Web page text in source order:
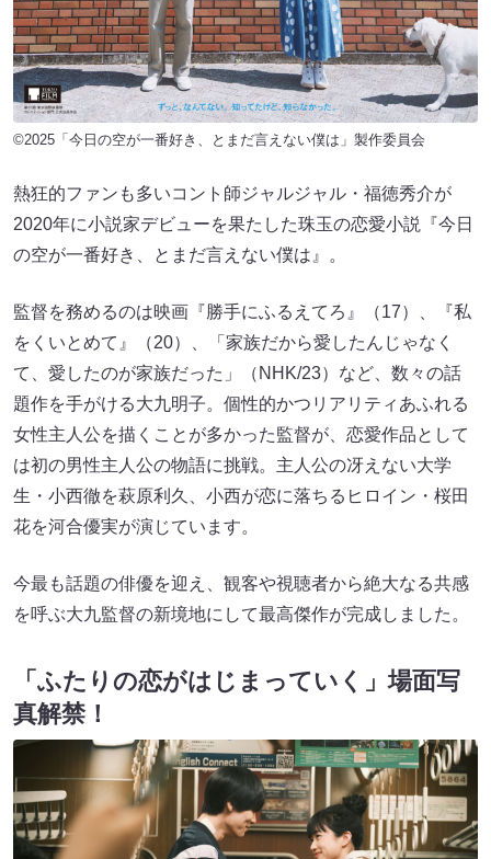
©2025「今日の空が一番好き、とまだ言えない僕は」製作委員会
熱狂的ファンも多いコント師ジャルジャル・福徳秀介が
2020年に小説家デビューを果たした珠玉の恋愛小説『今日
の空が一番好き、とまだ言えない僕は』。
監督を務めるのは映画『勝手にふるえてろ』（17）、『私
をくいとめて』（20）、「家族だから愛したんじゃなく
て、愛したのが家族だった」（NHK/23）など、数々の話
題作を手がける大九明子。個性的かつリアリティあふれる
女性主人公を描くことが多かった監督が、恋愛作品として
は初の男性主人公の物語に挑戦。主人公の冴えない大学
生・小西徹を萩原利久、小西が恋に落ちるヒロイン・桜田
花を河合優実が演じています。
今最も話題の俳優を迎え、観客や視聴者から絶大なる共感
を呼ぶ大九監督の新境地にして最高傑作が完成しました。
「ふたりの恋がはじまっていく」場面写
真解禁！